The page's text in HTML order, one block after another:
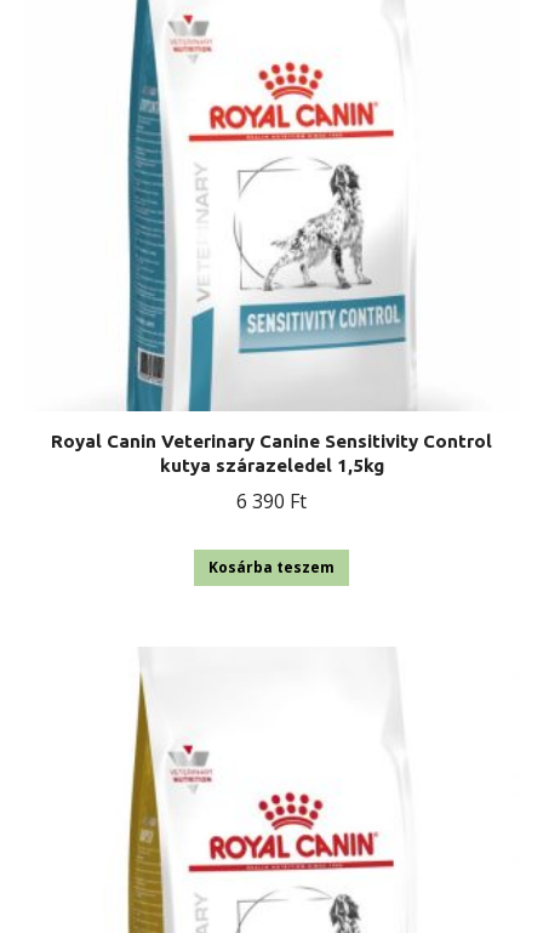
Royal Canin Veterinary Canine Sensitivity Control
kutya szárazeledel 1,5kg
6 390 Ft
Kosárba teszem